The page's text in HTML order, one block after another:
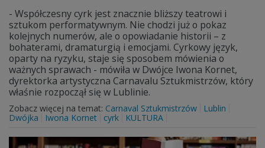
- Współczesny cyrk jest znacznie bliższy teatrowi i
sztukom performatywnym. Nie chodzi już o pokaz
kolejnych numerów, ale o opowiadanie historii – z
bohaterami, dramaturgią i emocjami. Cyrkowy język,
oparty na ryzyku, staje się sposobem mówienia o
ważnych sprawach - mówiła w Dwójce Iwona Kornet,
dyrektorka artystyczna Carnavalu Sztukmistrzów, który
właśnie rozpoczął się w Lublinie.
Zobacz więcej na temat: Carnaval Sztukmistrzów
Lublin
Dwójka
Iwona Kornet cyrk KULTURA